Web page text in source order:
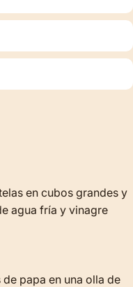
en cubos grandes y
agua fría y vinagre
papa en una olla de